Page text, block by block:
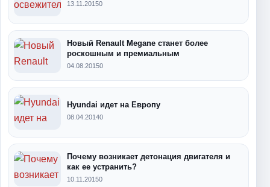
13.11.20150
Новый Renault Megane станет более
роскошным и премиальным
04.08.20150
Hyundai идет на Европу
08.04.20140
Почему возникает детонация двигателя и
как ее устранить?
10.11.20150